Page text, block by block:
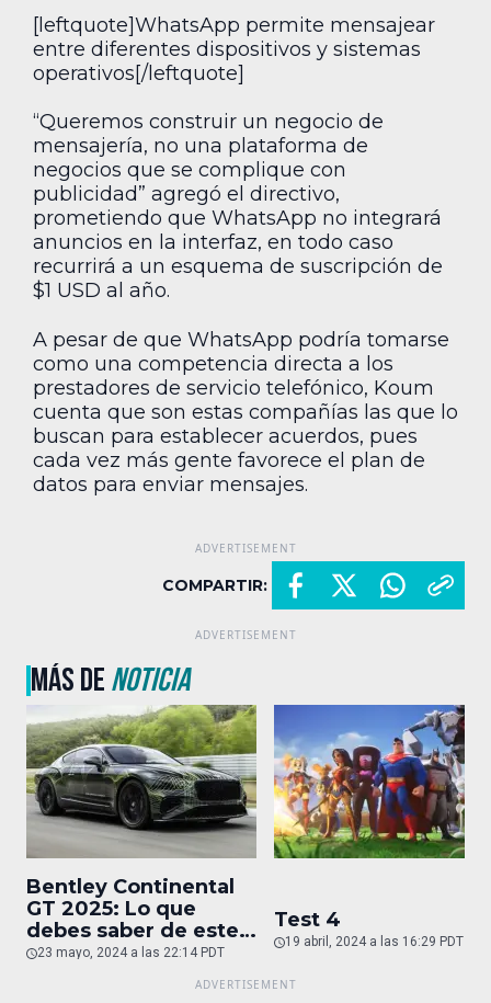
[leftquote]WhatsApp permite mensajear
entre diferentes dispositivos y sistemas
operativos[/leftquote]
“Queremos construir un negocio de
mensajería, no una plataforma de
negocios que se complique con
publicidad” agregó el directivo,
prometiendo que WhatsApp no integrará
anuncios en la interfaz, en todo caso
recurrirá a un esquema de suscripción de
$1 USD al año.
A pesar de que WhatsApp podría tomarse
como una competencia directa a los
prestadores de servicio telefónico, Koum
cuenta que son estas compañías las que lo
buscan para establecer acuerdos, pues
cada vez más gente favorece el plan de
datos para enviar mensajes.
COMPARTIR:
MÁS DENOTICIA
Bentley Continental
GT 2025: Lo que
debes saber de este
auto de superlujo
23 mayo, 2024 a las 22:14 PDT
Test 4
19 abril, 2024 a las 16:29 PDT